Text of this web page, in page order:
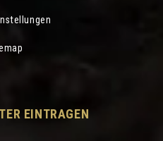
EINTRAGEN